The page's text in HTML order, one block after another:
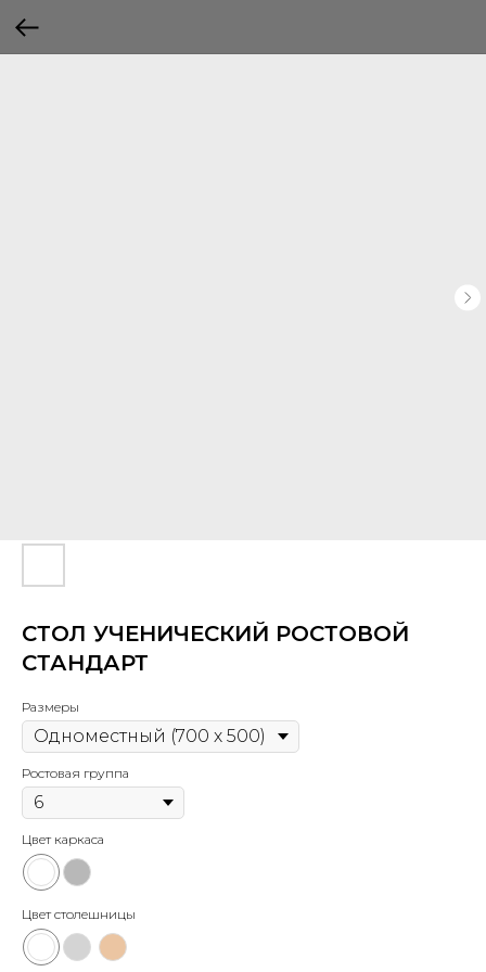
СТОЛ УЧЕНИЧЕСКИЙ РОСТОВОЙ
СТАНДАРТ
Размеры
Ростовая группа
Цвет каркаса
Цвет столешницы